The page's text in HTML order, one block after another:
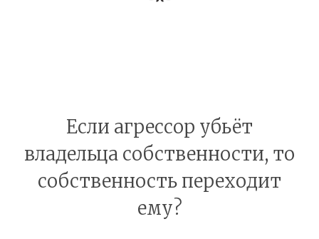
Если агрессор убьёт
владельца собственности, то
собственность переходит
ему?